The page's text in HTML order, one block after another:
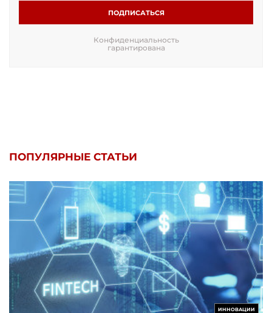
ПОДПИСАТЬСЯ
Конфиденциальность
гарантирована
ПОПУЛЯРНЫЕ СТАТЬИ
ИННОВАЦИИ